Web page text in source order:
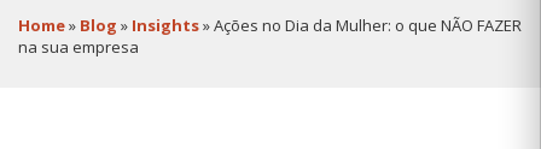
HOME
Home» Blog » Insights»Ações no Dia da Mulher: o que NÃO FAZER
na sua empresa